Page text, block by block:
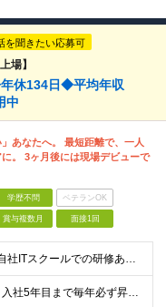
を聞きたい応募可
場】
休134日◆平均年収
中
」あなたへ。 最短距離で、一人
。 3ヶ月後には現場デビューで
学歴不問 ベテランOK
賞与複数月 面接1回
＼IT知識ゼロでOK！自社ITスクールでの研修あり／ ■完全未経験OK(文系出身70％) ■第二新卒歓迎 ■学歴不問 └社会人未経験の方も歓迎します！ 5名以上の採用を予定しているので、同期と入社も
＼平均年収517万円！入社5年目まで毎年必ず昇給／ ■賞与年3回 ■年収800万円以上も可 ■入社3年以上の平均年収469.2万円 月給23万2000円以上＋賞与年3回＋各種手当 ☆入社5年目まで最